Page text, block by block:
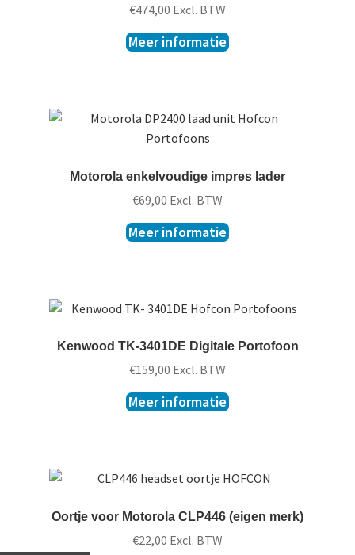
€474,00 Excl. BTW
Meer informatie
Motorola enkelvoudige impres lader
€69,00 Excl. BTW
Meer informatie
Kenwood TK-3401DE Digitale Portofoon
€159,00 Excl. BTW
Meer informatie
Oortje voor Motorola CLP446 (eigen merk)
€22,00 Excl. BTW